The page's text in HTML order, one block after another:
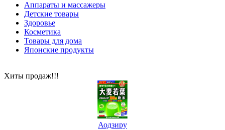
Аппараты и массажеры
Детские товары
Здоровье
Косметика
Товары для дома
Японские продукты
Хиты продаж!!!
Аодзиру